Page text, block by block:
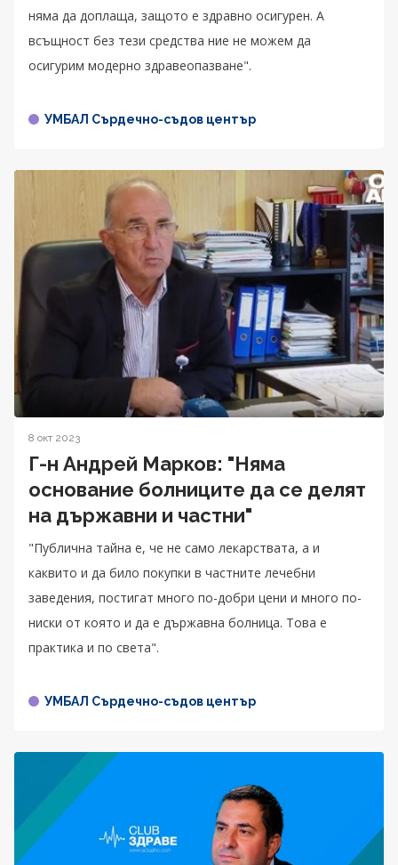
няма да доплаща, защото е здравно осигурен. А
всъщност без тези средства ние не можем да
осигурим модерно здравеопазване".
УМБАЛ Сърдечно-съдов център
8 окт 2023
Г-н Андрей Марков: "Няма
основание болниците да се делят
на държавни и частни"
"Публична тайна е, че не само лекарствата, а и
каквито и да било покупки в частните лечебни
заведения, постигат много по-добри цени и много по-
ниски от която и да е държавна болница. Това е
практика и по света".
УМБАЛ Сърдечно-съдов център